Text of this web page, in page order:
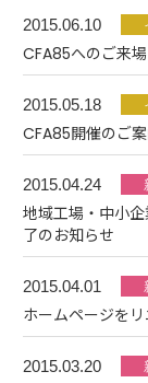
2015.06.10
CFA85へのご来
2015.05.18
CFA85開催のご
2015.04.24
地域工場・中小
了のお知らせ
2015.04.01
ホームページを
2015.03.20